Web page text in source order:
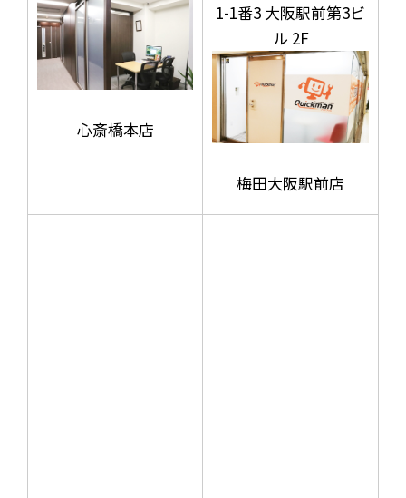
心斎橋本店
1-1番3 大阪駅前第3ビ
ル 2F
梅田大阪駅前店